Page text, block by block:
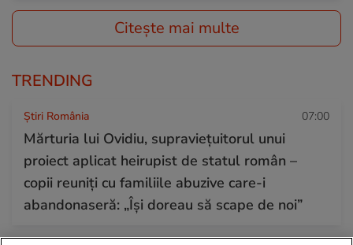
Citește mai multe
TRENDING
Știri România 07:00
Mărturia lui Ovidiu, supraviețuitorul unui
proiect aplicat heirupist de statul român –
copii reuniți cu familiile abuzive care-i
abandonaseră: „Își doreau să scape de noi”